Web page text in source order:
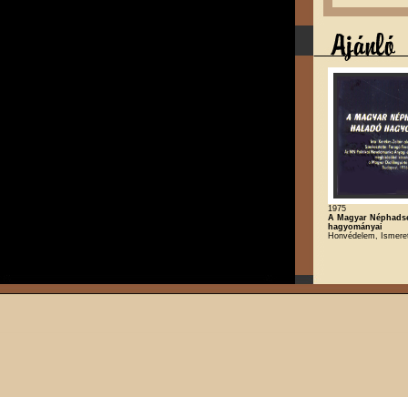
1975
A Magyar
hagyományai
Honvédelem,